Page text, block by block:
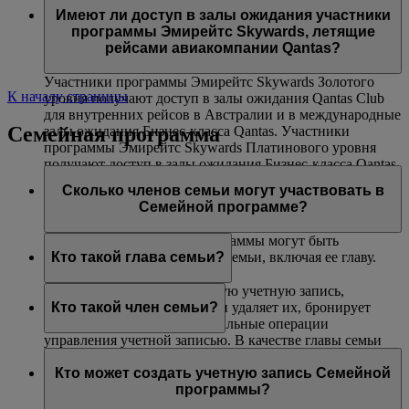
авиакомпаниями Эмирейтс и flydubai. Данная
возможность недоступна на совместных рейсах,
выполняемых другими авиакомпаниями, и на
маршрутах, включающих рейсы других авиакомпаний.
(только на маршрутах, где действуют ограничения
по весу).
Платинового и Золотого уровней могут воспользоваться
услугой приоритетной посадки в самолет.
Имеют ли доступ в залы ожидания участники
программы Эмирейтс Skywards, летящие
рейсами авиакомпании Qantas?
Участники программы Эмирейтс Skywards Золотого
уровня получают доступ в залы ожидания Qantas Club
для внутренних рейсов в Австралии и в международные
залы ожидания Бизнес-класса Qantas. Участники
программы Эмирейтс Skywards Платинового уровня
получают доступ в залы ожидания Бизнес-класса Qantas
внутренних рейсов в Австралии и в международные
залы ожидания Бизнес-класса Qantas.
К началу страницы
Семейная программа
Сколько членов семьи могут участвовать в
Семейной программе?
В одну учетную запись программы могут быть
включены до восьми членов семьи, включая ее главу.
Кто такой глава семьи?
Глава семьи создает Семейную учетную запись,
добавляет в нее участников и удаляет их, бронирует
билеты и выполняет все остальные операции
управления учетной записью. В качестве главы семьи
18 лет. Чтобы добавить участника программы Skysurfers
в учетную запись Семейной программы, глава семьи
Кто такой член семьи?
Семейной программы и может внести 0 % или 100 %
своих миль Skywards, полученных за перелеты рейсами
Кто может создать учетную запись Семейной
программы?